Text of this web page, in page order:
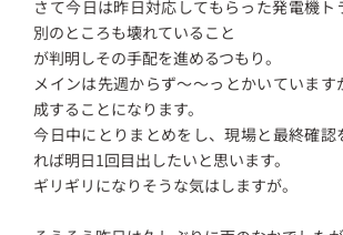
さて今日は昨日対応してもらった発電機ト
別のところも壊れていること
が判明しその手配を進めるつもり。
メインは先週からず～～っとかいていま
成することになります。
今日中にとりまとめをし、現場と最終確認
れば明日1回目出したいと思います。
ギリギリになりそうな気はしますが。